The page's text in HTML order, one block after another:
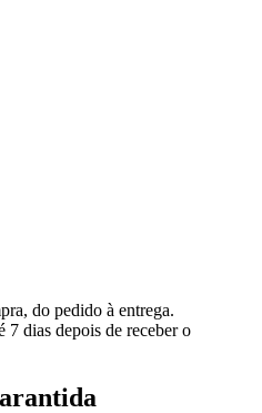
do pedido à entrega.
7 dias depois de receber o